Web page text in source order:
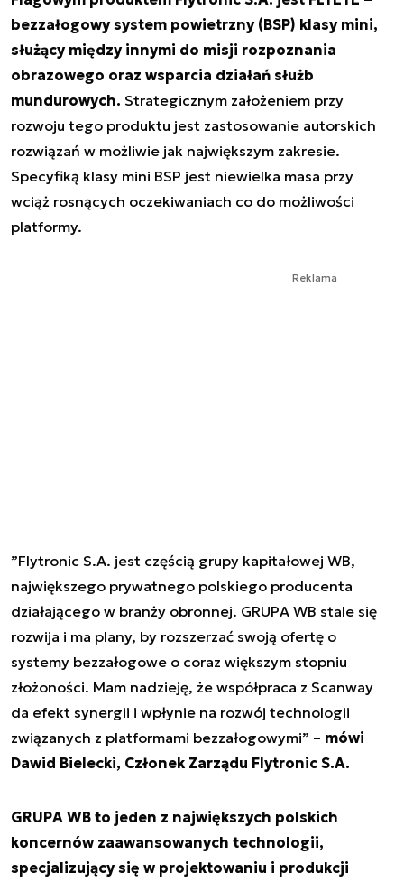
bezzałogowy system powietrzny (BSP) klasy mini,
służący między innymi do misji rozpoznania
obrazowego oraz wsparcia działań służb
mundurowych. Strategicznym założeniem przy
rozwoju tego produktu jest zastosowanie autorskich
rozwiązań w możliwie jak największym zakresie.
Specyfiką klasy mini BSP jest niewielka masa przy
wciąż rosnących oczekiwaniach co do możliwości
platformy.
Reklama
”Flytronic S.A. jest częścią grupy kapitałowej WB,
największego prywatnego polskiego producenta
działającego w branży obronnej. GRUPA WB stale się
rozwija i ma plany, by rozszerzać swoją ofertę o
systemy bezzałogowe o coraz większym stopniu
złożoności. Mam nadzieję, że współpraca z Scanway
da efekt synergii i wpłynie na rozwój technologii
związanych z platformami bezzałogowymi” – mówi
Dawid Bielecki, Członek Zarządu Flytronic S.A.
GRUPA WB to jeden z największych polskich
koncernów zaawansowanych technologii,
specjalizujący się w projektowaniu i produkcji